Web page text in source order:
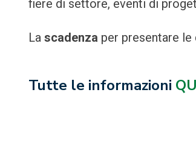
fiere di settore, eventi di
La scadenza per presentare
Tutte le informazioni